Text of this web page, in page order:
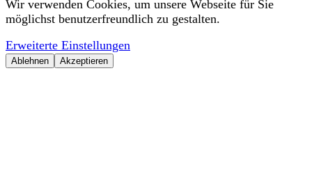
Wir verwenden Cookies, um unsere Webseite für Sie
möglichst benutzerfreundlich zu gestalten.
Erweiterte Einstellungen
Ablehnen Akzeptieren